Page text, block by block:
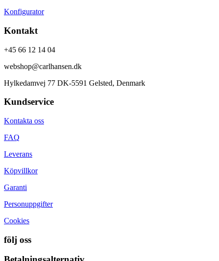
Konfigurator
Kontakt
+45 66 12 14 04
webshop@carlhansen.dk
Hylkedamvej 77 DK-5591 Gelsted, Denmark
Kundservice
Kontakta oss
FAQ
Leverans
Köpvillkor
Garanti
Personuppgifter
Cookies
följ oss